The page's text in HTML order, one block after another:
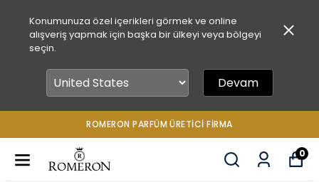
Konumunuza özel içerikleri görmek ve online
alışveriş yapmak için başka bir ülkeyi veya bölgeyi
seçin.
Devam
ROMERON PARFÜM ÜRETICI FIRMA
0